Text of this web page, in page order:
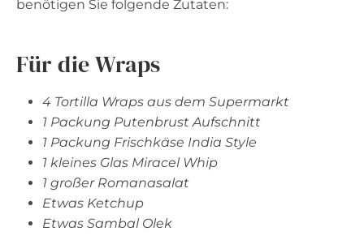
benötigen Sie folgende Zutaten:
Für die Wraps
4 Tortilla Wraps aus dem Supermarkt
1 Packung Putenbrust Aufschnitt
1 Packung Frischkäse India Style
1 kleines Glas Miracel Whip
1 großer Romanasalat
Etwas Ketchup
Etwas Sambal Olek